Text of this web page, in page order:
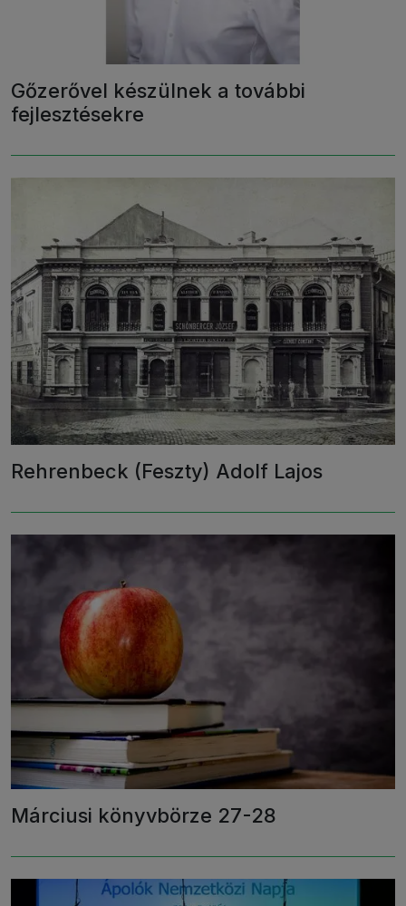
Gőzerővel készülnek a további
fejlesztésekre
Rehrenbeck (Feszty) Adolf Lajos
Márciusi könyvbörze 27-28